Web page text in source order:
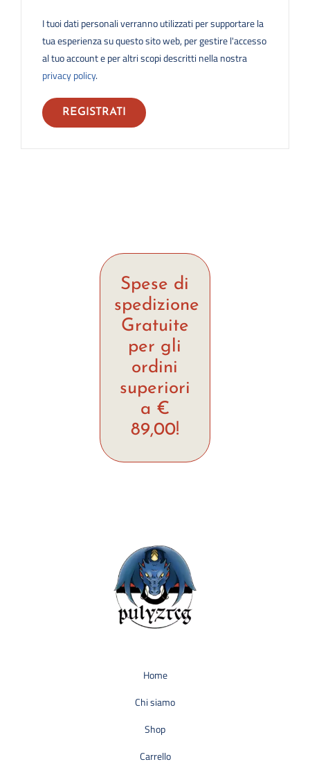
I tuoi dati personali verranno utilizzati per supportare la
tua esperienza su questo sito web, per gestire l'accesso
al tuo account e per altri scopi descritti nella nostra
privacy policy.
REGISTRATI
Spese di
spedizione
Gratuite
per gli
ordini
superiori
a €
89,00!
Home
Chi siamo
Shop
Carrello